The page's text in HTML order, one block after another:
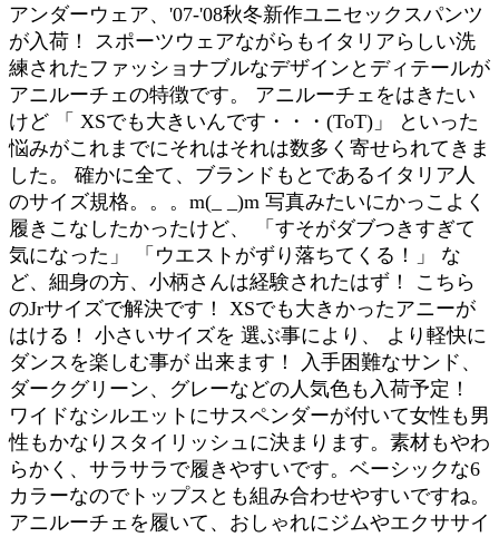
アンダーウェア、'07-'08秋冬新作ユニセックスパンツ
が入荷！ スポーツウェアながらもイタリアらしい洗
練されたファッショナブルなデザインとディテールが
アニルーチェの特徴です。 アニルーチェをはきたい
けど 「 XSでも大きいんです・・・(ToT)」 といった
悩みがこれまでにそれはそれは数多く寄せられてきま
した。 確かに全て、ブランドもとであるイタリア人
のサイズ規格。。。m(_ _)m 写真みたいにかっこよく
履きこなしたかったけど、 「すそがダブつきすぎて
気になった」 「ウエストがずり落ちてくる！」 な
ど、細身の方、小柄さんは経験されたはず！ こちら
のJrサイズで解決です！ XSでも大きかったアニーが
はける！ 小さいサイズを 選ぶ事により、 より軽快に
ダンスを楽しむ事が 出来ます！ 入手困難なサンド、
ダークグリーン、グレーなどの人気色も入荷予定！
ワイドなシルエットにサスペンダーが付いて女性も男
性もかなりスタイリッシュに決まります。素材もやわ
らかく、サラサラで履きやすいです。ベーシックな6
カラーなのでトップスとも組み合わせやすいですね。
アニルーチェを履いて、おしゃれにジムやエクササイ